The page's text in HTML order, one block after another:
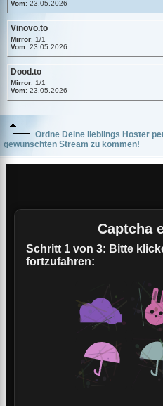
Vom: 23.05.2026
Vinovo.to
Mirror: 1/1
Vom: 23.05.2026
Dood.to
Mirror: 1/1
Vom: 23.05.2026
Ordne Deine lieblings Hoster
gewünschten Stream zu kommen!